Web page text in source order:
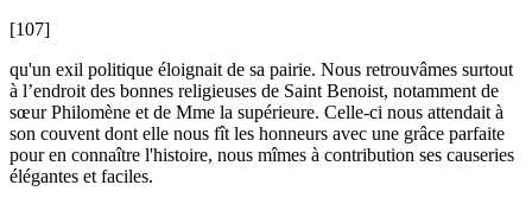
[107]
qu'un exil politique éloignait de sa pairie. Nous retrouvâmes surtout
à l’endroit des bonnes religieuses de Saint Benoist, notamment de
sœur Philomène et de Mme la supérieure. Celle-ci nous attendait à
son couvent dont elle nous fît les honneurs avec une grâce parfaite
pour en connaître l'histoire, nous mîmes à contribution ses causeries
élégantes et faciles.